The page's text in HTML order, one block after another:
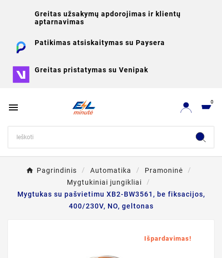
Greitas užsakymų apdorojimas ir klientų
aptarnavimas
Patikimas atsiskaitymas su Paysera
Greitas pristatymas su Venipak
 0
Pagrindinis Automatika
Pramoninė
Mygtukiniai jungikliai
Mygtukas su pašvietimu XB2-BW3561, be fiksacijos,
400/230V, NO, geltonas
Išpardavimas!